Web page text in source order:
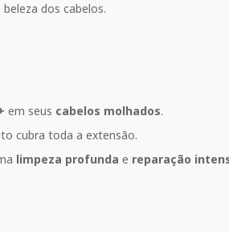
dos cabelos.
em seus cabelos molhados.
cubra toda a extensão.
limpeza profunda e reparação